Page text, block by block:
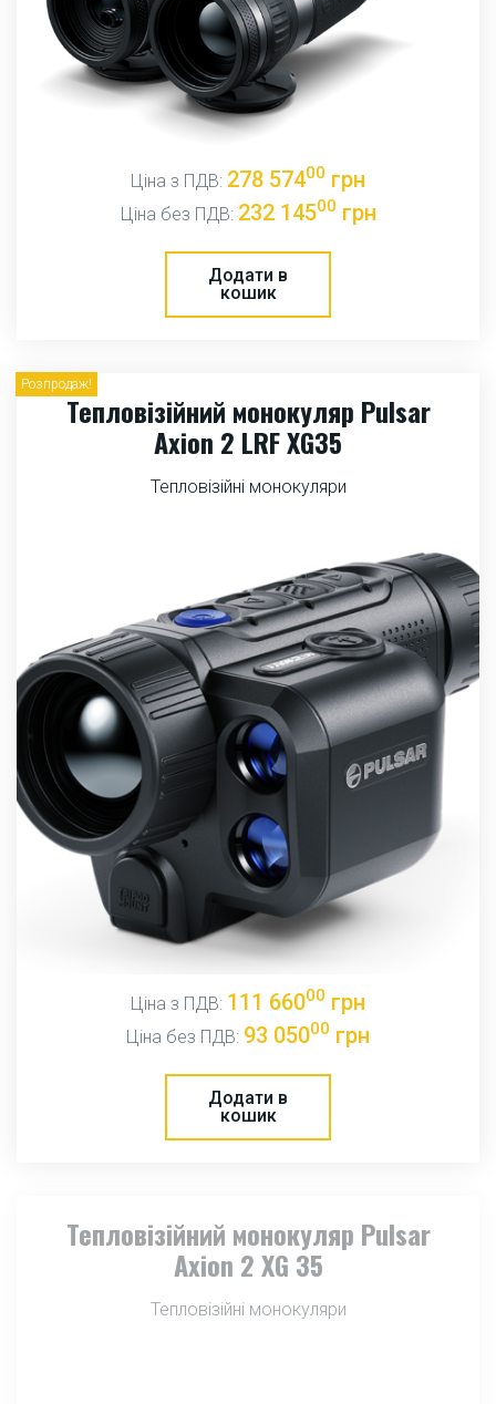
Ціна з ПДВ: 278 57400 грн
Ціна без ПДВ: 232 14500 грн
Додати в
кошик
Розпродаж!
Тепловізійний монокуляр Pulsar
Axion 2 LRF XG35
Тепловізійні монокуляри
Ціна з ПДВ: 111 66000 грн
Ціна без ПДВ: 93 05000 грн
Додати в
кошик
Тепловізійний монокуляр Pulsar
Axion 2 XG 35
Тепловізійні монокуляри